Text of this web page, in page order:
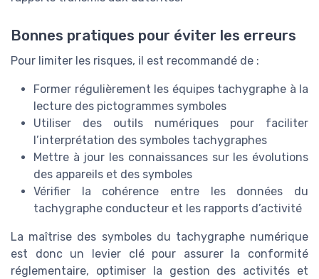
Bonnes pratiques pour éviter les erreurs
Pour limiter les risques, il est recommandé de :
Former régulièrement les équipes tachygraphe à la
lecture des pictogrammes symboles
Utiliser des outils numériques pour faciliter
l’interprétation des symboles tachygraphes
Mettre à jour les connaissances sur les évolutions
des appareils et des symboles
Vérifier la cohérence entre les données du
tachygraphe conducteur et les rapports d’activité
La maîtrise des symboles du tachygraphe numérique
est donc un levier clé pour assurer la conformité
réglementaire, optimiser la gestion des activités et